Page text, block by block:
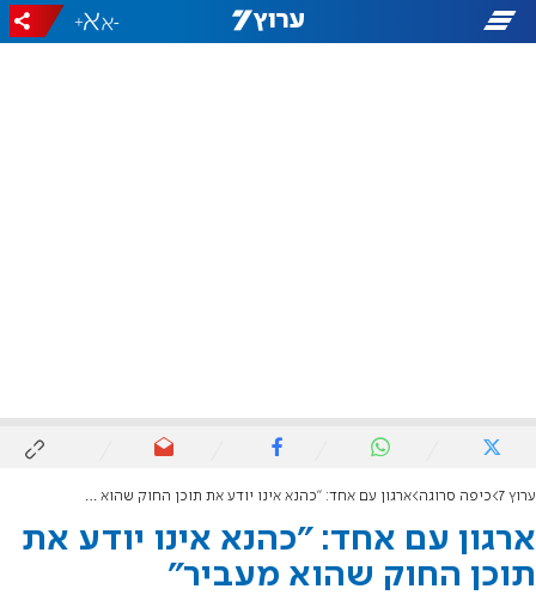
-
+
ערוץ 7 כיפה סרוגה ארגון עם אחד: "כהנא אינו יודע את תוכן החוק שהוא מעביר"
ארגון עם אחד: "כהנא אינו יודע את
תוכן החוק שהוא מעביר"